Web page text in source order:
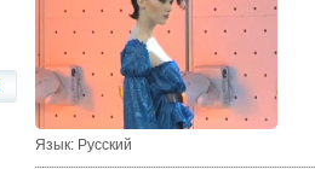
Язык: Русский